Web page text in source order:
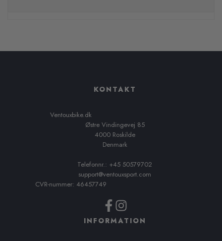
KONTAKT
Ventouxbike.dk
Østre Vindingevej 85
4000 Roskilde
Denmark
Telefonnr.: +45 50579702
support@ventouxsport.com
CVR-nummer: 46457749
INFORMATION